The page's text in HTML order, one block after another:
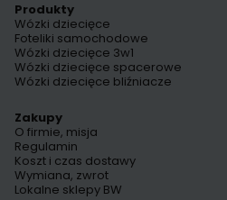
Produkty
Wózki dziecięce
Foteliki samochodowe
Wózki dziecięce 3w1
Wózki dziecięce spacerowe
Wózki dziecięce bliźniacze
Zakupy
O firmie, misja
Regulamin
Koszt i czas dostawy
Wymiana, zwrot
Lokalne sklepy BW